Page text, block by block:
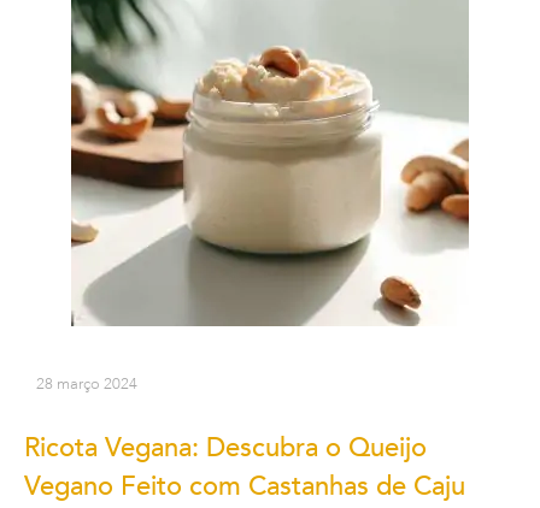
28 março 2024
Ricota Vegana: Descubra o Queijo
Vegano Feito com Castanhas de Caju